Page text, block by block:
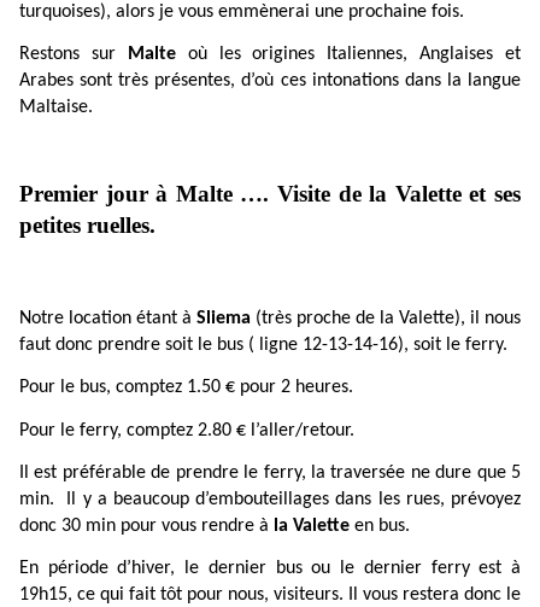
turquoises), alors je vous emmènerai une prochaine fois.
Restons sur Malteoù les origines Italiennes, Anglaises et
Arabes sont très présentes, d’où ces intonations dans la langue
Maltaise.
Premier jour à Malte …. Visite de la Valette et ses
petites ruelles.
Notre location étant à Sliema (très proche de la Valette), il nous
faut donc prendre soit le bus ( ligne 12-13-14-16), soit le ferry.
Pour le bus, comptez 1.50 € pour 2 heures.
Pour le ferry, comptez 2.80 € l’aller/retour.
Il est préférable de prendre le ferry, la traversée ne dure que 5
min. Il y a beaucoup d’embouteillages dans les rues, prévoyez
donc 30 min pour vous rendre à la Valette en bus.
En période d’hiver, le dernier bus ou le dernier ferry est à
19h15, ce qui fait tôt pour nous, visiteurs. Il vous restera donc le